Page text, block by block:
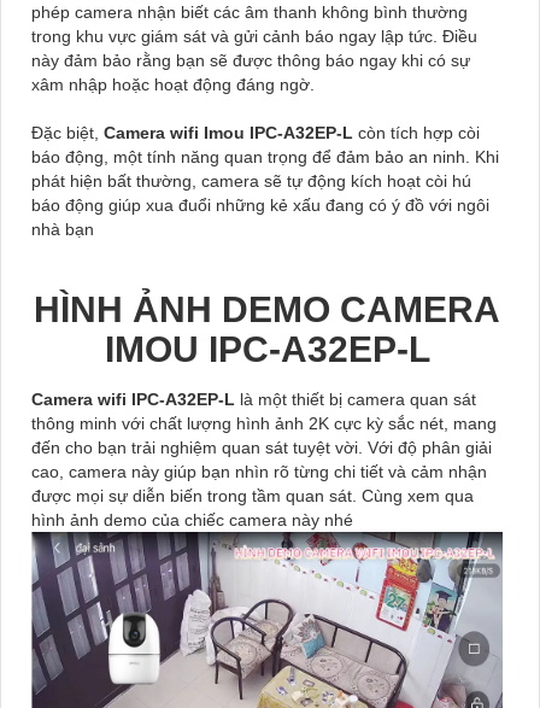
phép camera nhận biết các âm thanh không bình thường
trong khu vực giám sát và gửi cảnh báo ngay lập tức. Điều
này đảm bảo rằng bạn sẽ được thông báo ngay khi có sự
xâm nhập hoặc hoạt động đáng ngờ.
Đặc biệt, Camera wifi Imou IPC-A32EP-L còn tích hợp còi
báo động, một tính năng quan trọng để đảm bảo an ninh. Khi
phát hiện bất thường, camera sẽ tự động kích hoạt còi hú
báo động giúp xua đuổi những kẻ xấu đang có ý đồ với ngôi
nhà bạn
HÌNH ẢNH DEMO CAMERA
IMOU IPC-A32EP-L
Camera wifi IPC-A32EP-L là một thiết bị camera quan sát
thông minh với chất lượng hình ảnh 2K cực kỳ sắc nét, mang
đến cho bạn trải nghiệm quan sát tuyệt vời. Với độ phân giải
cao, camera này giúp bạn nhìn rõ từng chi tiết và cảm nhận
được mọi sự diễn biến trong tầm quan sát. Cùng xem qua
hình ảnh demo của chiếc camera này nhé